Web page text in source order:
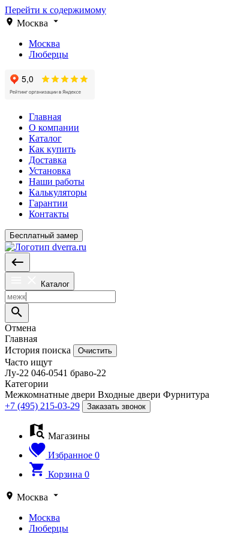
Перейти к содержимому
Москва
Москва
Люберцы
Главная
О компании
Каталог
Как купить
Доставка
Установка
Наши работы
Калькуляторы
Гарантии
Контакты
Бесплатный замер
Каталог
Отмена
Главная
История поиска
Очистить
Часто ищут
Лу-22 046-0541 браво-22
Категории
Межкомнатные двери Входные двери Фурнитура
+7 (495) 215-03-29
Заказать звонок
Магазины
Избранное 0
Корзина 0
Москва
Москва
Люберцы